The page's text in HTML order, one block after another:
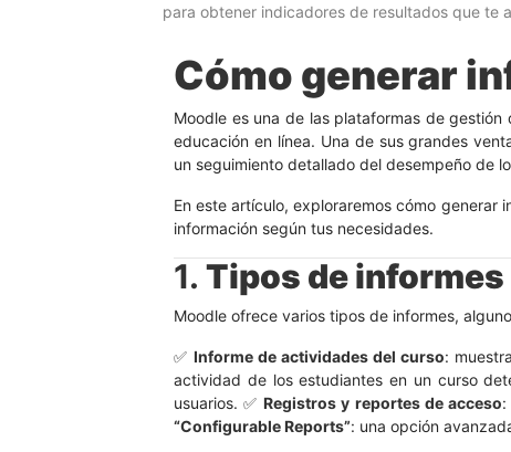
para obtener indicadores de resultados que te
Cómo generar
Moodle es una de las plataformas de
educación en línea. Una de sus grandes
un seguimiento detallado del desempeño de
En este artículo, exploraremos cómo generar
información según tus necesidades.
1. Tipos de informes
Moodle ofrece varios tipos de informes,
✅ Informe de actividades del curso:
actividad de los estudiantes en un curso
usuarios. ✅Registros y reportes de acceso:
“Configurable Reports”: una opción